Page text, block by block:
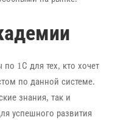
1С для тех, кто хочет
по данной системе.
знания, так и
успешного развития